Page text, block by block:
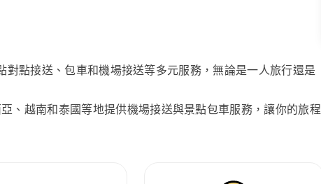
點接送、包車和機場接送等多元服務，無論是一人旅行還是
、越南和泰國等地提供機場接送與景點包車服務，讓你的旅程